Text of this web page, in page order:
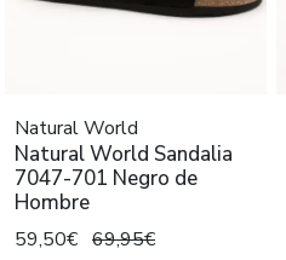
Natural World
Natural World Sandalia
7047-701 Negro de
Hombre
59,50€ 69,95€